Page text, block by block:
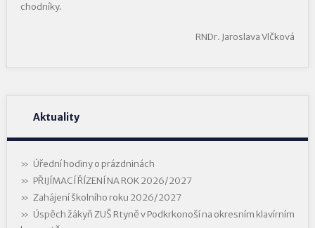
chodníky.
RNDr. Jaroslava Vlčková
Aktuality
Úřední hodiny o prázdninách
PŘIJÍMACÍ ŘÍZENÍ NA ROK 2026/2027
Zahájení školního roku 2026/2027
Úspěch žákyň ZUŠ Rtyně v Podkrkonoší na okresním klavírním